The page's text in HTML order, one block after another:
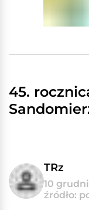
45.
TRz
10
źródło: